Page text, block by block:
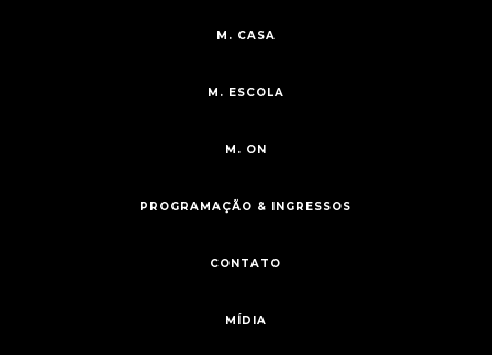
M. CASA
M. ESCOLA
M. ON
PROGRAMAÇÃO & INGRESSOS
CONTATO
MÍDIA